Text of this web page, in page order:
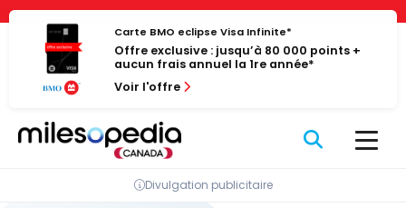
Panneau de gestion des cookies
Passer
contenu
Carte BMO eclipse Visa Infinite*
Offre exclusive : jusqu’à 80 000 points +
aucun frais annuel la 1re année*
Voir l'offre
Divulgation publicitaire